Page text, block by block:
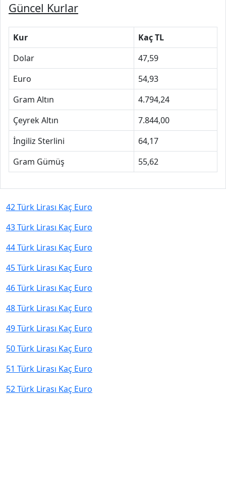
Güncel Kurlar
Kur
Kaç TL
Dolar
47,59
Euro
54,93
Gram Altın
4.794,24
Çeyrek Altın
7.844,00
İngiliz Sterlini
64,17
Gram Gümüş
55,62
42 Türk Lirası Kaç Euro
43 Türk Lirası Kaç Euro
44 Türk Lirası Kaç Euro
45 Türk Lirası Kaç Euro
46 Türk Lirası Kaç Euro
48 Türk Lirası Kaç Euro
49 Türk Lirası Kaç Euro
50 Türk Lirası Kaç Euro
51 Türk Lirası Kaç Euro
52 Türk Lirası Kaç Euro